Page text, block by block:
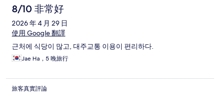
8/10 非常好
2026 年 4 月 29 日
使用 Google 翻譯
근처에 식당이 많고, 대주교통 이용이 편리하다.
Jae Ha，5 晚旅行
旅客真實評論